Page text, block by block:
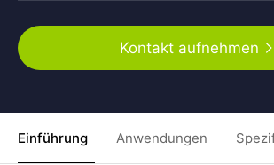
Kontakt aufnehmen
Einführung Anwendungen